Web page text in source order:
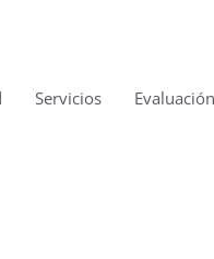
Servicios Evaluación